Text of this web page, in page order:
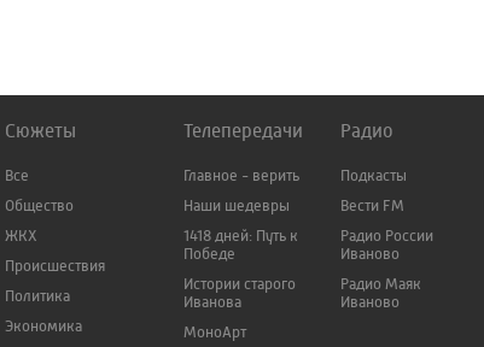
Сюжеты
Все
Общество
ЖКХ
Происшествия
Политика
Экономика
Телепередачи
Главное - верить
Наши шедевры
1418 дней: Путь к
Победе
Истории старого
Иванова
МоноАрт
Радио
Подкасты
Вести FM
Радио России
Иваново
Радио Маяк
Иваново